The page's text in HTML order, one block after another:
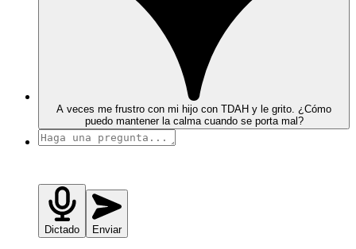
A veces me frustro con mi hijo con TDAH y le grito. ¿Cómo
puedo mantener la calma cuando se porta mal?
Dictado Enviar